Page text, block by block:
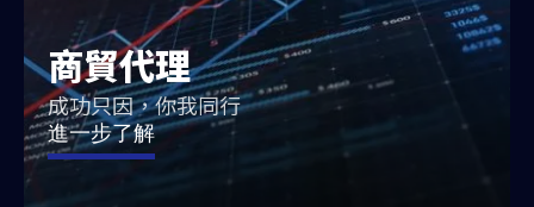
商貿代理
成功只因，你我同行
進一步了解